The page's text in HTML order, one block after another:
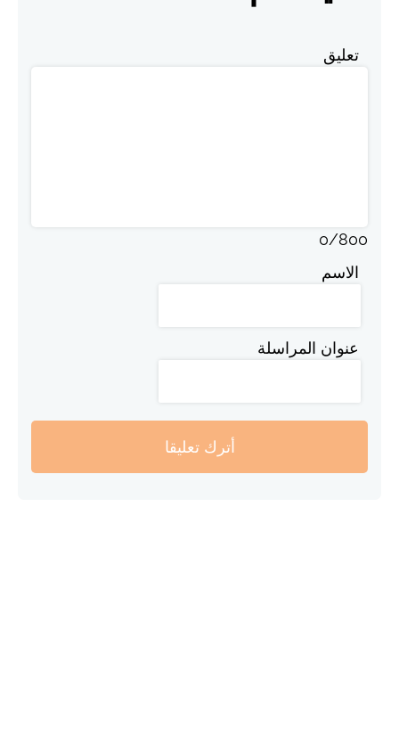
تعليق
0/800
الاسم
عنوان المراسلة
أترك تعليقا